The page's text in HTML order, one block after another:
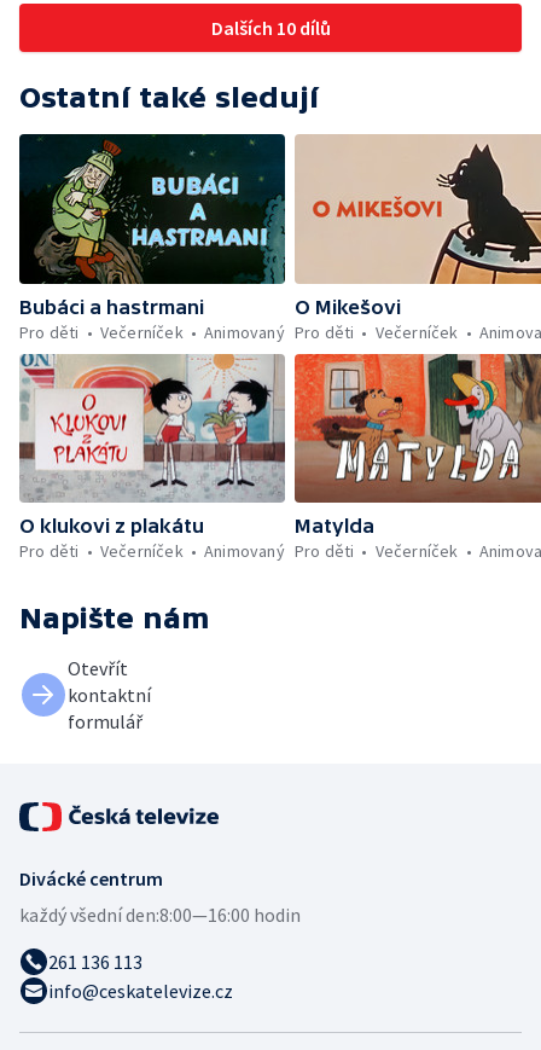
Dalších 10 dílů
Ostatní také sledují
Bubáci a hastrmani
Pro děti
Večerníček Animovaný
O Mikešovi
Pro děti
Večerníček
O klukovi z plakátu
Pro děti
Večerníček Animovaný
Matylda
Pro děti
Večerníček
Napište nám
Otevřít
kontaktní
formulář
Divácké centrum
každý všední den:8:00—16:00 hodin
261 136 113
info@ceskatelevize.cz